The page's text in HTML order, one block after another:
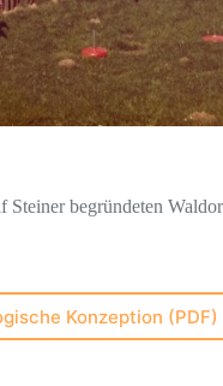
begründeten
Konzeption (PDF)